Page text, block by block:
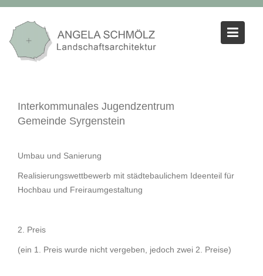
Skip
content
Interkommunales Jugendzentrum
Gemeinde Syrgenstein
Umbau und Sanierung
Realisierungswettbewerb mit städtebaulichem Ideenteil für
Hochbau und Freiraumgestaltung
2. Preis
(ein 1. Preis wurde nicht vergeben, jedoch zwei 2. Preise)